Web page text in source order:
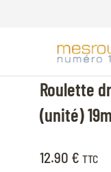
Roulette
(unité)
12.90 € TTC